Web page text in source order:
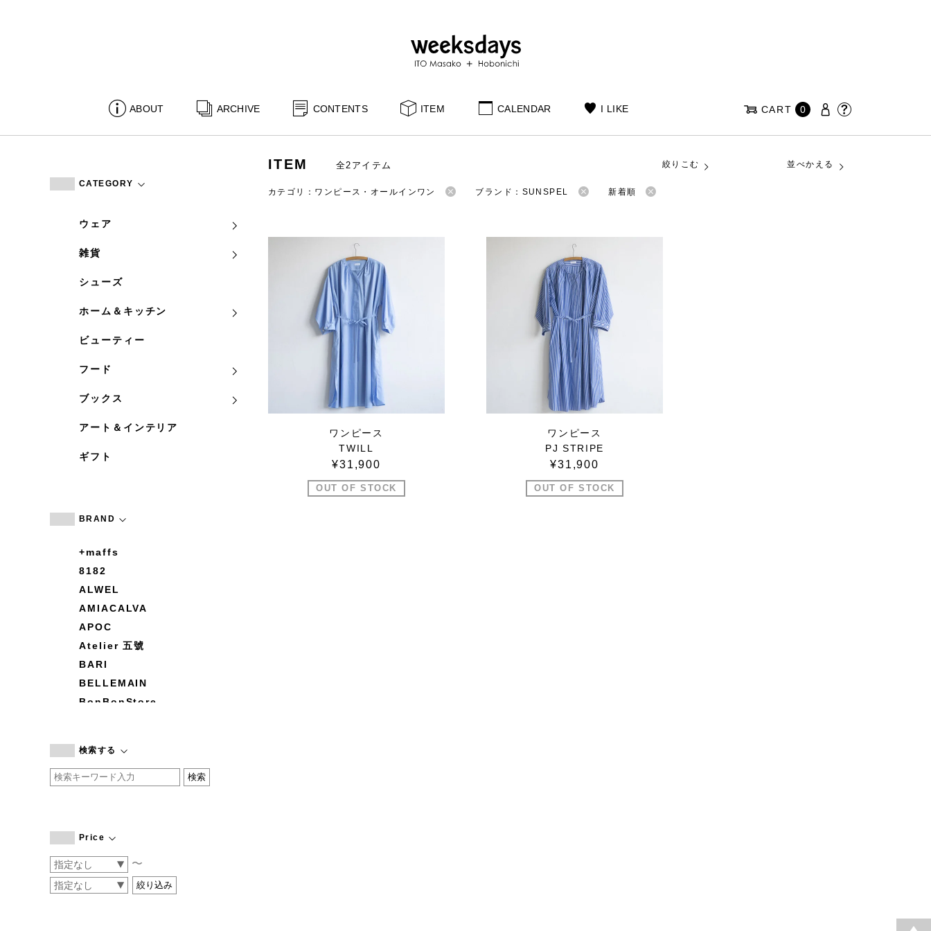
ABOUT ARCHIVE CONTENTS ITEM CALENDAR I LIKE CART 0
CATEGORY
ウェア
雑貨
シューズ
ホーム＆キッチン
ビューティー
フード
ブックス
アート＆インテリア
ギフト
BRAND
+maffs
8182
ALWEL
AMIACALVA
APOC
Atelier 五號
BARI
BELLEMAIN
BonBonStore
by basics
CATWORTH
COGTHEBIGSMOKE
CONVERSE
DEAN & DELUCA
検索する
Price
〜
ITEM 全2アイテム 絞りこむ 並べかえる
カテゴリ：ワンピース・オールインワン ブランド：SUNSPEL 新着順
ワンピース
TWILL
¥31,900
OUT OF STOCK
ワンピース
PJ STRIPE
¥31,900
OUT OF STOCK